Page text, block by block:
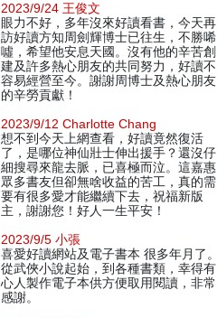
2023/9/24 王俊文
眼力不好，多年沒來好讀看書，今天再
訪好讀方知周劍輝博士已往生，不勝唏
噓，希望他安息天國。沒有他的辛苦創
建及許多熱心朋友的共同努力，好讀不
容易經營至今。謝謝周博士及熱心朋友
的辛勞貢獻！
2023/9/12 Charlotte Chang
想不到今天上網查看，好讀竟然復活
了，是哪位神仙壯士伸出援手？還沒仔
細搜尋來龍去脈，已喜極而泣。這嘉惠
眾多書友但卻無啥收益的苦工，真的需
要有很多愛才能繼續下去，祝福新版
主，謝謝您！好人一生平安！
2023/9/5 小張
喜愛好讀網站及電子書本 很多年月了。
從武俠小說起始，到各種書類，幸得有
心人製作電子本供方便取用閱讀，非常
感謝。